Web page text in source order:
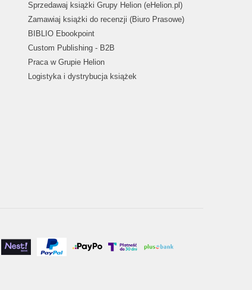
Sprzedawaj książki Grupy Helion (eHelion.pl)
Zamawiaj książki do recenzji (Biuro Prasowe)
BIBLIO Ebookpoint
Custom Publishing - B2B
Praca w Grupie Helion
Logistyka i dystrybucja książek